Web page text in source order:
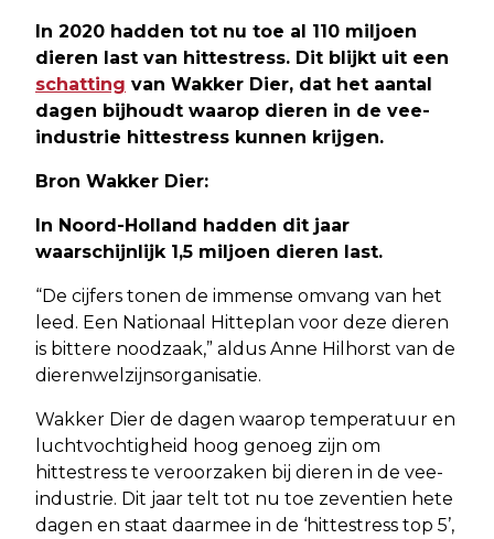
In 2020 hadden tot nu toe al 110 miljoen
dieren last van hittestress. Dit blijkt uit een
schatting van Wakker Dier, dat het aantal
dagen bijhoudt waarop dieren in de vee-
industrie hittestress kunnen krijgen.
Bron Wakker Dier:
In Noord-Holland hadden dit jaar
waarschijnlijk 1,5 miljoen dieren last.
“De cijfers tonen de immense omvang van het
leed. Een Nationaal Hitteplan voor deze dieren
is bittere noodzaak,” aldus Anne Hilhorst van de
dierenwelzijnsorganisatie.
Wakker Dier de dagen waarop temperatuur en
luchtvochtigheid hoog genoeg zijn om
hittestress te veroorzaken bij dieren in de vee-
industrie. Dit jaar telt tot nu toe zeventien hete
dagen en staat daarmee in de ‘hittestress top 5’,